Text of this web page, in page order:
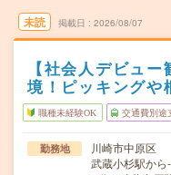
未読 掲載日 2026/08/07
【社会人デビュ
境！ピッキングや
職種未経験OK 交通費別途
勤務地
川崎市中原区
武蔵小杉駅か